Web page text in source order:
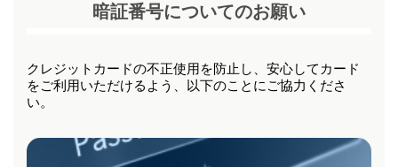
暗証番号についてのお願い
クレジットカードの不正使用を防止し、安心してカード
をご利用いただけるよう、以下のことにご協力くださ
い。